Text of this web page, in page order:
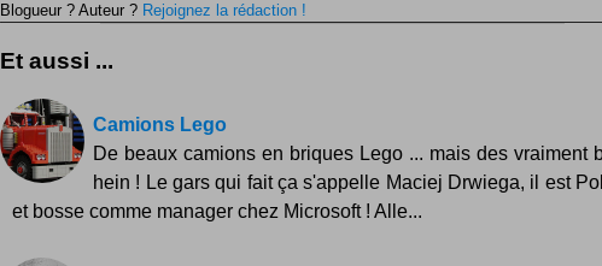
Blogueur ? Auteur ? Rejoignez la rédaction !
Et aussi ...
Camions Lego
De beaux camions en briques Lego ... mais des vraiment
hein ! Le gars qui fait ça s'appelle Maciej Drwiega, il est
et bosse comme manager chez Microsoft ! Alle...